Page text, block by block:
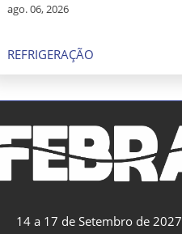
ago. 06, 2026
REFRIGERAÇÃO
14 a 17 de Setembro de 2027